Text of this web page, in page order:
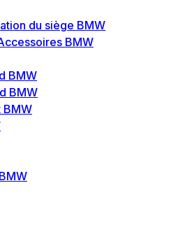
du siège BMW
BMW
BMW
BMW
BMW